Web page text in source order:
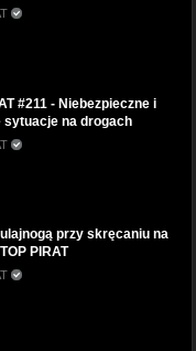
#211 - Niebezpieczne i
sytuacje na drogach
przy skręcaniu na
PIRAT